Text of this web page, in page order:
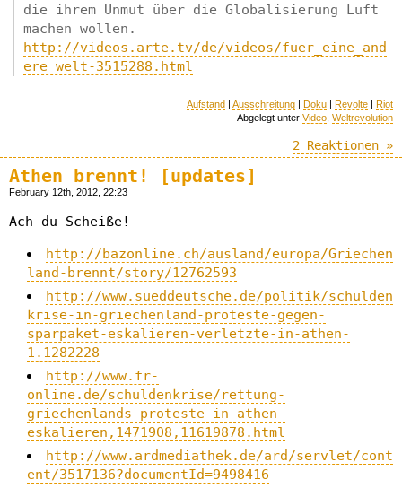
die ihrem Unmut über die Globalisierung Luft
machen wollen.
http://videos.arte.tv/de/videos/fuer_eine_and
ere_welt-3515288.html
Aufstand | Ausschreitung | Doku | Revolte | Riot
Abgelegt unter Video Weltrevolution
2 Reaktionen »
Athen brennt! [updates]
February 12th, 2012, 22:23
Ach du Scheiße!
http://bazonline.ch/ausland/europa/Griechen
land-brennt/story/12762593
http://www.sueddeutsche.de/politik/schulden
krise-in-griechenland-proteste-gegen-
sparpaket-eskalieren-verletzte-in-athen-
1.1282228
http://www.fr-
online.de/schuldenkrise/rettung-
griechenlands-proteste-in-athen-
eskalieren,1471908,11619878.html
http://www.ardmediathek.de/ard/servlet/cont
ent/3517136?documentId=9498416